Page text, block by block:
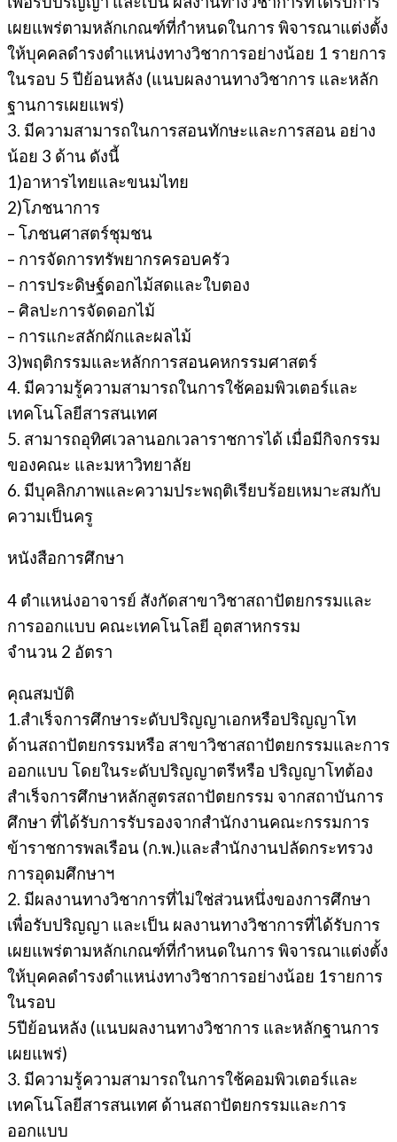
เผยแพร่ตามหลักเกณฑ์ที่กําหนดในการ พิจารณาแต่งตั้ง
ให้บุคคลดํารงตําแหน่งทางวิชาการอย่างน้อย 1 รายการ
ในรอบ 5 ปีย้อนหลัง (แนบผลงานทางวิชาการ และหลัก
ฐานการเผยแพร่)
3. มีความสามารถในการสอนทักษะและการสอน อย่าง
น้อย 3 ด้าน ดังนี้
1)อาหารไทยและขนมไทย
2)โภชนาการ
– โภชนศาสตร์ชุมชน
– การจัดการทรัพยากรครอบครัว
– การประดิษฐ์ดอกไม้สดและใบตอง
– ศิลปะการจัดดอกไม้
– การแกะสลักผักและผลไม้
3)พฤติกรรมและหลักการสอนคหกรรมศาสตร์
4. มีความรู้ความสามารถในการใช้คอมพิวเตอร์และ
เทคโนโลยีสารสนเทศ
5. สามารถอุทิศเวลานอกเวลาราชการได้ เมื่อมีกิจกรรม
ของคณะ และมหาวิทยาลัย
6. มีบุคลิกภาพและความประพฤติเรียบร้อยเหมาะสมกับ
ความเป็นครู
หนังสือการศึกษา
4 ตําแหน่งอาจารย์ สังกัดสาขาวิชาสถาปัตยกรรมและ
การออกแบบ คณะเทคโนโลยี อุตสาหกรรม
จํานวน 2 อัตรา
คุณสมบัติ
1.สําเร็จการศึกษาระดับปริญญาเอกหรือปริญญาโท
ด้านสถาปัตยกรรมหรือ สาขาวิชาสถาปัตยกรรมและการ
ออกแบบ โดยในระดับปริญญาตรีหรือ ปริญญาโทต้อง
สําเร็จการศึกษาหลักสูตรสถาปัตยกรรม จากสถาบันการ
ศึกษา ที่ได้รับการรับรองจากสํานักงานคณะกรรมการ
ข้าราชการพลเรือน (ก.พ.)และสํานักงานปลัดกระทรวง
การอุดมศึกษาฯ
2. มีผลงานทางวิชาการที่ไม่ใช่ส่วนหนึ่งของการศึกษา
เพื่อรับปริญญา และเป็น ผลงานทางวิชาการที่ได้รับการ
เผยแพร่ตามหลักเกณฑ์ที่กําหนดในการ พิจารณาแต่งตั้ง
ให้บุคคลดํารงตําแหน่งทางวิชาการอย่างน้อย 1รายการ
ในรอบ
5ปีย้อนหลัง (แนบผลงานทางวิชาการ และหลักฐานการ
เผยแพร่)
3. มีความรู้ความสามารถในการใช้คอมพิวเตอร์และ
เทคโนโลยีสารสนเทศ ด้านสถาปัตยกรรมและการ
ออกแบบ